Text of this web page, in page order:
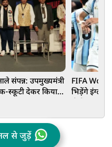
संपन्न: उपमुख्यमंत्री
स्कूटी देकर किया
FIFA
भिड़ेंगे इंग्लैंड-
से जुड़ें